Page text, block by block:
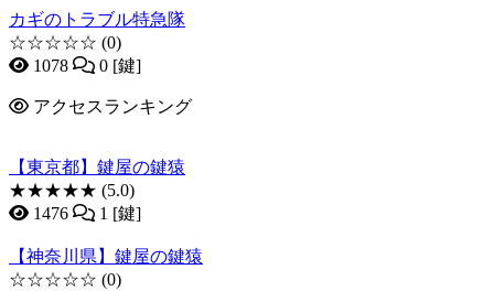
カギのトラブル特急隊
☆☆☆☆☆ (0)
1078
0 [鍵]
アクセスランキング
【東京都】鍵屋の鍵猿
★★★★★ (5.0)
1476
1 [鍵]
【神奈川県】鍵屋の鍵猿
☆☆☆☆☆ (0)